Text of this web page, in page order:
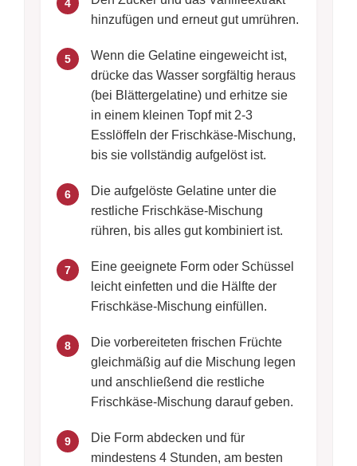
4
hinzufügen und erneut gut umrühren.
5
Wenn die Gelatine eingeweicht ist,
drücke das Wasser sorgfältig heraus
(bei Blättergelatine) und erhitze sie
in einem kleinen Topf mit 2-3
Esslöffeln der Frischkäse-Mischung,
bis sie vollständig aufgelöst ist.
6
Die aufgelöste Gelatine unter die
restliche Frischkäse-Mischung
rühren, bis alles gut kombiniert ist.
7
Eine geeignete Form oder Schüssel
leicht einfetten und die Hälfte der
Frischkäse-Mischung einfüllen.
8
Die vorbereiteten frischen Früchte
gleichmäßig auf die Mischung legen
und anschließend die restliche
Frischkäse-Mischung darauf geben.
9
Die Form abdecken und für
mindestens 4 Stunden, am besten